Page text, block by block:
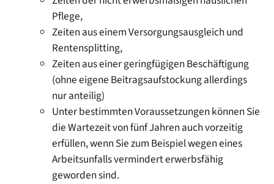
Pflege,
Zeiten aus einem Versorgungsausgleich und
Rentensplitting,
Zeiten aus einer geringfügigen Beschäftigung
(ohne eigene Beitragsaufstockung allerdings
nur anteilig)
Unter bestimmten Voraussetzungen können Sie
die Wartezeit von fünf Jahren auch vorzeitig
erfüllen, wenn Siezum Beispielwegen eines
Arbeitsunfalls vermindert erwerbsfähig
geworden sind.